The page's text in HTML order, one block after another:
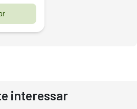
interessar